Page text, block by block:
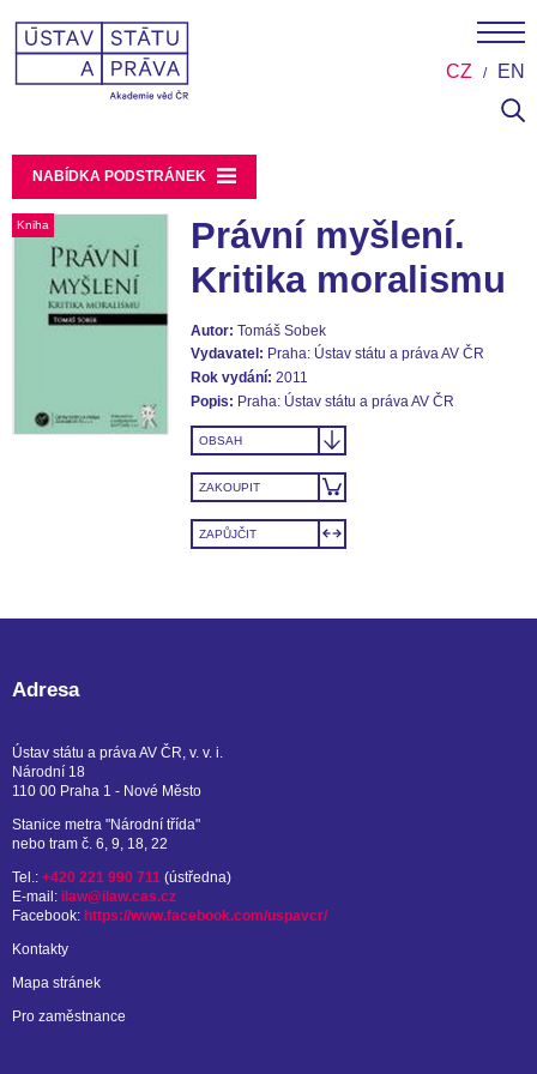
CZ EN
NABÍDKA PODSTRÁNEK
Kniha
Právní myšlení.
Kritika moralismu
Autor: Tomáš Sobek
Vydavatel: Praha: Ústav státu a práva AV ČR
Rok vydání: 2011
Popis: Praha: Ústav státu a práva AV ČR
OBSAH
ZAKOUPIT
ZAPŮJČIT
Adresa
Ústav státu a práva AV ČR, v. v. i.
Národní 18
110 00 Praha 1 - Nové Město
Stanice metra "Národní třída"
nebo tram č. 6, 9, 18, 22
Tel.: +420 221 990 711 (ústředna)
E-mail: ilaw@ilaw.cas.cz
Facebook: https://www.facebook.com/uspavcr/
Kontakty
Mapa stránek
Pro zaměstnance